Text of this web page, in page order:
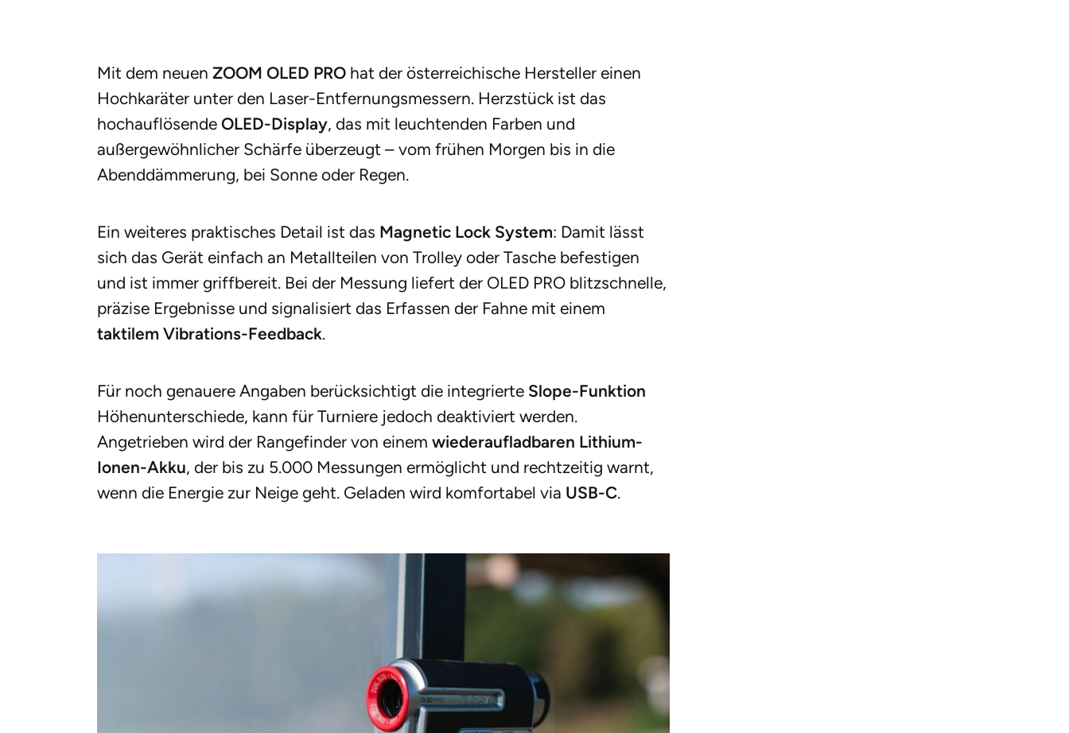
Mit dem neuen ZOOM OLED PRO hat der österreichische Hersteller einen
Hochkaräter unter den Laser-Entfernungsmessern. Herzstück ist das
hochauflösende OLED-Display, das mit leuchtenden Farben und
außergewöhnlicher Schärfe überzeugt – vom frühen Morgen bis in die
Abenddämmerung, bei Sonne oder Regen.
Ein weiteres praktisches Detail ist das Magnetic Lock System: Damit lässt
sich das Gerät einfach an Metallteilen von Trolley oder Tasche befestigen
und ist immer griffbereit. Bei der Messung liefert der OLED PRO blitzschnelle,
präzise Ergebnisse und signalisiert das Erfassen der Fahne mit einem
taktilem Vibrations-Feedback.
Für noch genauere Angaben berücksichtigt die integrierte Slope-Funktion
Höhenunterschiede, kann für Turniere jedoch deaktiviert werden.
Angetrieben wird der Rangefinder von einem wiederaufladbaren Lithium-
Ionen-Akku, der bis zu 5.000 Messungen ermöglicht und rechtzeitig warnt,
wenn die Energie zur Neige geht. Geladen wird komfortabel via USB-C.